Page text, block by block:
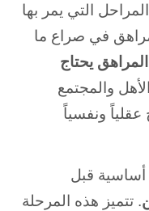
التي يمر بها
في صراع ما
المراهق يحتاج
والمجتمع
عقلياً ونفسياً
قبل
. تتميز هذه المرحلة